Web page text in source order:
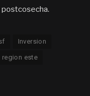
Inversion
region este